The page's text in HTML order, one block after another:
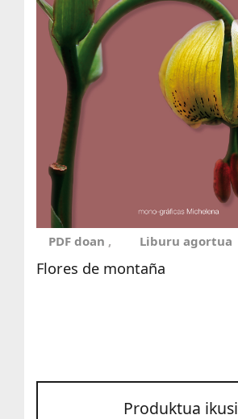
PDF doan Liburu agortua
Flores de montaña
Produktua ikusi